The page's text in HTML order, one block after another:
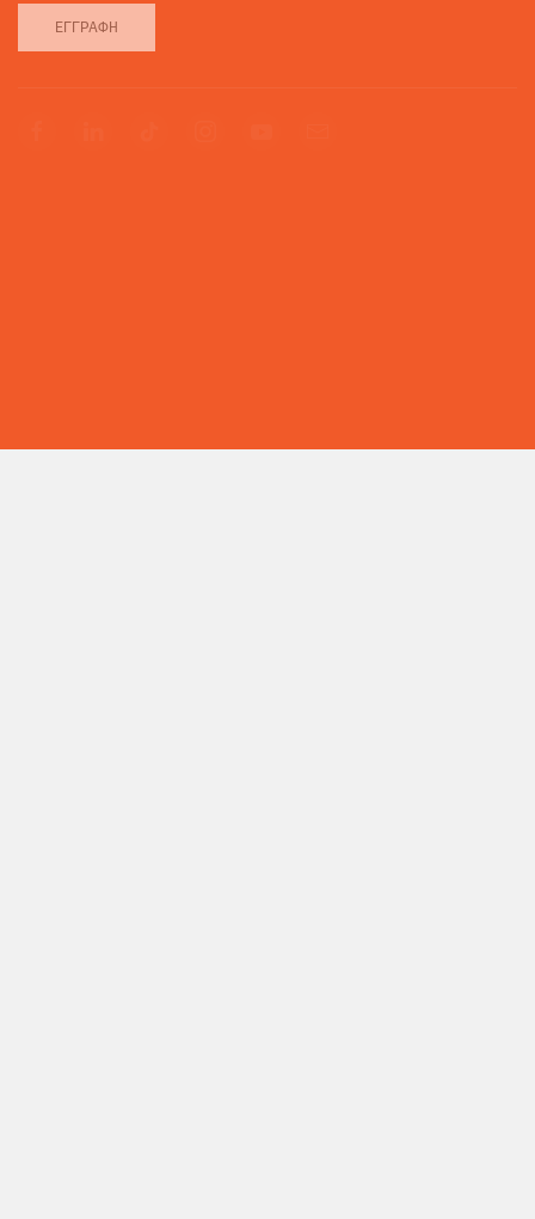
ΕΓΓΡΑΦΉ